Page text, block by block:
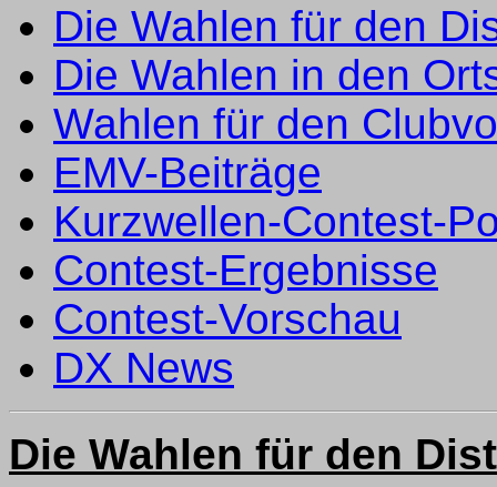
Die Wahlen für den
Die Wahlen in den
Wahlen für den
EMV-Beiträge
Kurzwellen-Contest-
Contest-Ergebnisse
Contest-Vorschau
DX News
Die Wahlen für den